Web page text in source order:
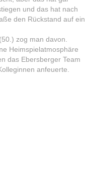
und das hat nach
den Rückstand auf ein
zog man davon.
Heimspielatmosphäre
das Ebersberger Team
anfeuerte.